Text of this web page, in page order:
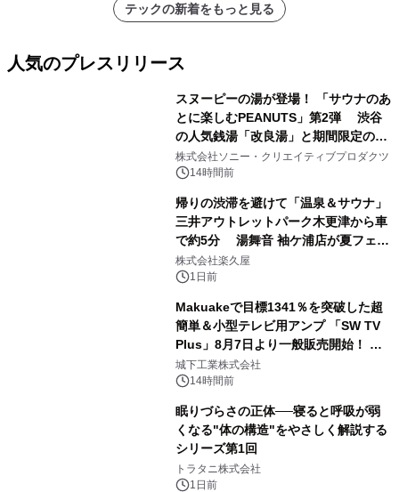
テックの新着をもっと見る
人気のプレスリリース
スヌーピーの湯が登場！ 「サウナのあ
とに楽しむPEANUTS」第2弾 渋谷
の人気銭湯「改良湯」と期間限定のコ
ラボレーション サウナイキタイコラ
ボグッズも発売決定！
株式会社ソニー・クリエイティブプロダクツ
14時間前
帰りの渋滞を避けて「温泉＆サウナ」
三井アウトレットパーク木更津から車
で約5分 湯舞音 袖ケ浦店が夏フェア
メニューを提供
株式会社楽久屋
1日前
Makuakeで目標1341％を突破した超
簡単＆小型テレビ用アンプ 「SW TV
Plus」8月7日より一般販売開始！ ケ
ーブル1本つなぐだけ、テレビの音が
ぐっと豊かに
城下工業株式会社
14時間前
眠りづらさの正体──寝ると呼吸が弱
くなる"体の構造"をやさしく解説する
シリーズ第1回
トラタニ株式会社
1日前